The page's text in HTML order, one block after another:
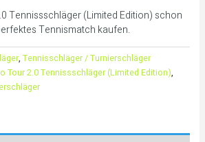
Tennissschläger (Limited Edition) schon
Tennismatch kaufen.
, Tennisschläger / Turnierschläger
Tour 2.0 Tennissschläger (Limited Edition),